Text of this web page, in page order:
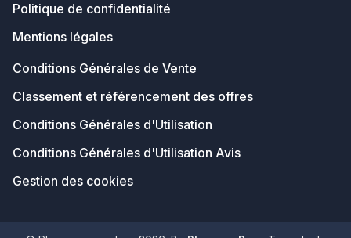
Politique de confidentialité
Mentions légales
Conditions Générales de Vente
Classement et référencement des offres
Conditions Générales d'Utilisation
Conditions Générales d'Utilisation Avis
Gestion des cookies